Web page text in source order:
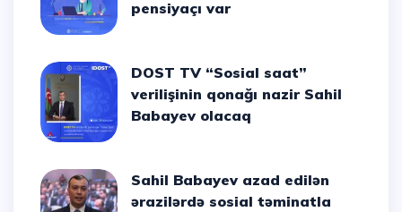
pensiyaçı var
DOST TV “Sosial saat”
verilişinin qonağı nazir Sahil
Babayev olacaq
Sahil Babayev azad edilən
ərazilərdə sosial təminatla